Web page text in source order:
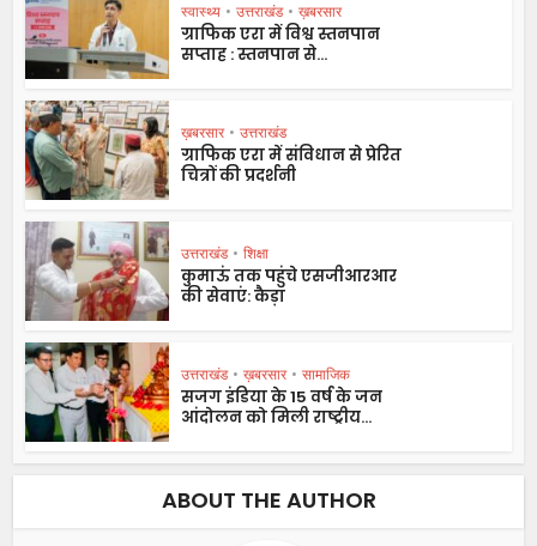
स्वास्थ्य • उत्तराखंड • ख़बरसार
ग्राफिक एरा में विश्व स्तनपान
सप्ताह : स्तनपान से...
ख़बरसार • उत्तराखंड
ग्राफिक एरा में संविधान से प्रेरित
चित्रों की प्रदर्शनी
उत्तराखंड • शिक्षा
कुमाऊं तक पहुंचे एसजीआरआर
की सेवाएं: कैड़ा
उत्तराखंड • ख़बरसार • सामाजिक
सजग इंडिया के 15 वर्ष के जन
आंदोलन को मिली राष्ट्रीय...
ABOUT THE AUTHOR